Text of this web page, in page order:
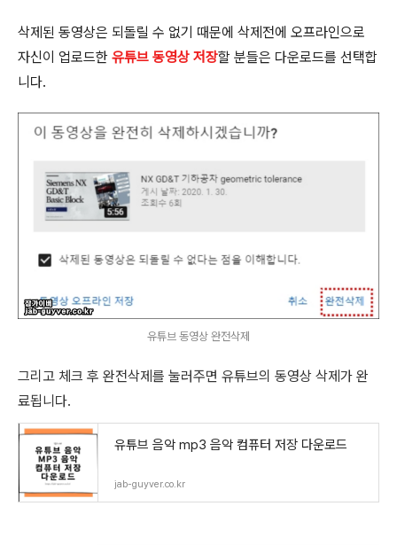
삭제된 동영상은 되돌릴 수 없기 때문에 삭제전에 오프라인으로
자신이 업로드한 유튜브 동영상 저장할 분들은 다운로드를 선택합
니다.
유튜브 동영상 완전삭제
그리고 체크 후 완전삭제를 눌러주면 유튜브의 동영상 삭제가 완
료됩니다.
유튜브 음악 mp3 음악 컴퓨터 저장 다운로드
jab-guyver.co.kr